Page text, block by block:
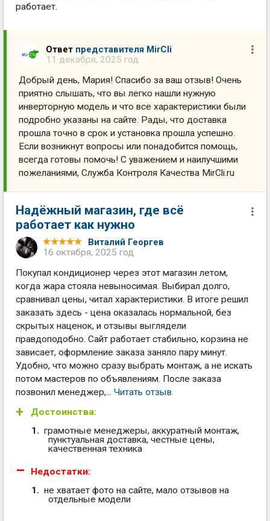
работает.
Ответ представителя MirCli
11 декабря, 2025 год
Добрый день, Мария! Спасибо за ваш отзыв! Очень
приятно слышать, что вы легко нашли нужную
инверторную модель и что все характеристики были
подробно указаны на сайте. Рады, что доставка
прошла точно в срок и установка прошла успешно.
Если возникнут вопросы или понадобится помощь,
всегда готовы помочь! С уважением и наилучшими
пожеланиями, Служба Контроля Качества MirCli.ru
Надёжный магазин, где всё
работает как нужно
Виталий Георгев
16 октября, 2025 год
Покупал кондиционер через этот магазин летом,
когда жара стояла невыносимая. Выбирал долго,
сравнивал цены, читал характеристики. В итоге решил
заказать здесь - цена оказалась нормальной, без
скрытых наценок, и отзывы выглядели
правдоподобно. Сайт работает стабильно, корзина не
зависает, оформление заказа заняло пару минут.
Удобно, что можно сразу выбрать монтаж, а не искать
потом мастеров по объявлениям. После заказа
позвонил менеджер,... Читать отзыв
Достоинства:
грамотные менеджеры, аккуратный монтаж,
пунктуальная доставка, честные цены,
качественная техника
Недостатки:
не хватает фото на сайте, мало отзывов на
отдельные модели